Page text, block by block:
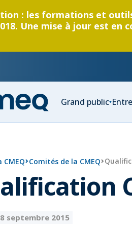
: les formations et
Une mise à jour est en
des Grand public
CMEQ Comités de la CMEQ
8 septembre 2015